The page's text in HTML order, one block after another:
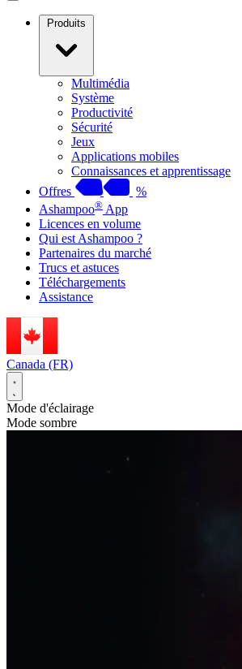
Produits
Multimédia
Système
Productivité
Sécurité
Jeux
Applications mobiles
Connaissances et apprentissage
Offres
%
Ashampoo® App
Licences en volume
Qui est Ashampoo ?
Partenaires du marché
Trucs et astuces
Téléchargements
Assistance
Canada (FR)
Mode d'éclairage
Mode sombre